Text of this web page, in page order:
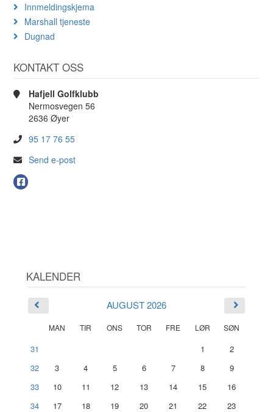
Innmeldingskjema
Marshall tjeneste
Dugnad
KONTAKT OSS
Hafjell Golfklubb
Nermosvegen 56
2636 Øyer
95 17 76 55
Send e-post
KALENDER
AUGUST 2026
MAN TIR ONS TOR FRE LØR SØN
31 1
2
32
3 4 5 6 7 8
9
33
10 11 12 13 14 15
16
34
17 18 19 20 21 22
23